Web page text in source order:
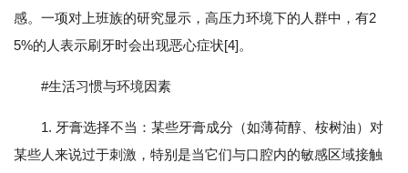
感。一项对上班族的研究显示，高压力环境下的人群中，有2
5%的人表示刷牙时会出现恶心症状[4]。
#生活习惯与环境因素
1. 牙膏选择不当：某些牙膏成分（如薄荷醇、桉树油）对
某些人来说过于刺激，特别是当它们与口腔内的敏感区域接触